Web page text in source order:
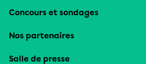
Concours et sondages
Nos partenaires
Salle de presse